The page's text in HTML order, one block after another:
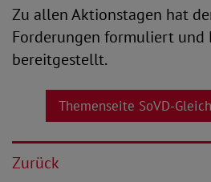
Zu allen Aktionstagen hat
Forderungen formuliert und
bereitgestellt.
Themenseite SoVD-
Zurück